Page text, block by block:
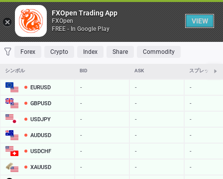
Table
FAVORITES MOST TRADED TOP RISERS TOP FALLERS MOST
Forex Crypto Index Share Commodity
シンボル BID ASK スプレッド
EURUSD - - -
GBPUSD - - -
USDJPY - - -
AUDUSD - - -
USDCHF - - -
XAUUSD - - -
FXOpen Trading App
FXOpen
FREE - In Google Play
VIEW